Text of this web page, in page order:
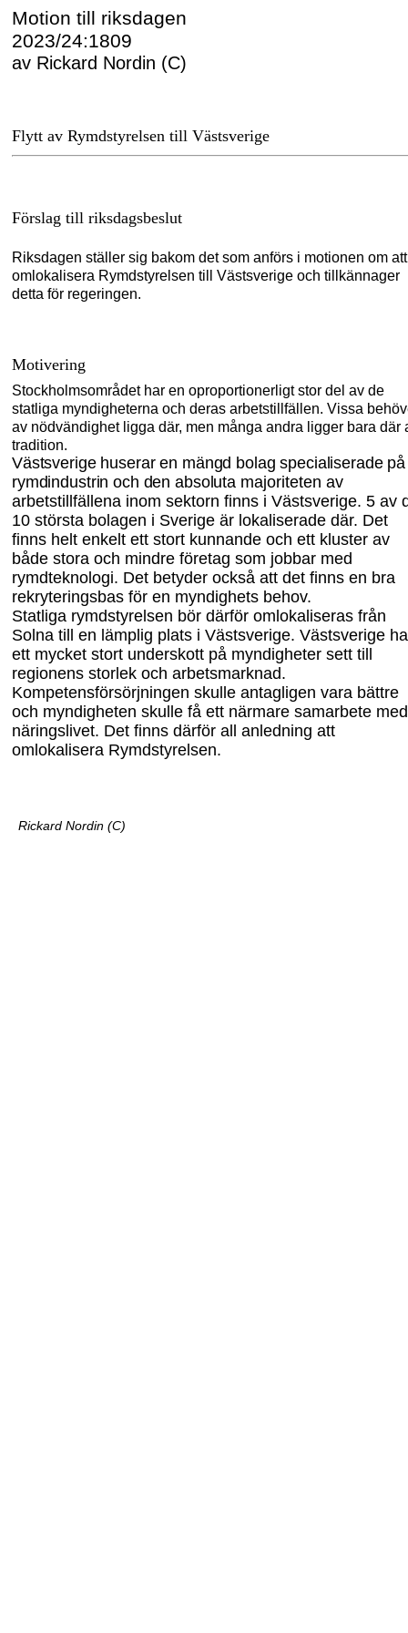
Motion till riksdagen
2023/24:1809
av Rickard Nordin (C)
Flytt av Rymdstyrelsen till Västsverige
Förslag till riksdagsbeslut
Riksdagen ställer sig bakom det som anförs i motionen om att
omlokalisera Rymdstyrelsen till Västsverige och tillkännager
detta för regeringen.
Motivering
Stockholmsområdet har en oproportionerligt stor del av de
statliga myndigheterna och deras arbetstillfällen. Vissa
av nödvändighet ligga där, men många andra ligger bara där
tradition.
Västsverige huserar en mängd bolag specialiserade på
rymdindustrin och den absoluta majoriteten av
arbetstillfällena inom sektorn finns i Västsverige. 5 av
10 största bolagen i Sverige är lokaliserade där. Det
finns helt enkelt ett stort kunnande och ett kluster av
både stora och mindre företag som jobbar med
rymdteknologi. Det betyder också att det finns en bra
rekryteringsbas för en myndighets behov.
Statliga rymdstyrelsen bör därför omlokaliseras från
Solna till en lämplig plats i Västsverige. Västsverige
ett mycket stort underskott på myndigheter sett till
regionens storlek och arbetsmarknad.
Kompetensförsörjningen skulle antagligen vara bättre
och myndigheten skulle få ett närmare samarbete med
näringslivet. Det finns därför all anledning att
omlokalisera Rymdstyrelsen.
Rickard Nordin (C)